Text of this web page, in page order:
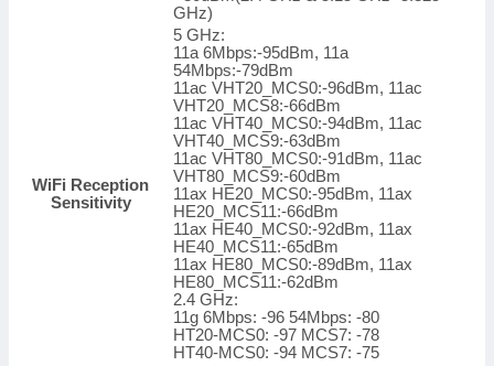
GHz)
WiFi Reception
Sensitivity
5 GHz:
11a 6Mbps:-95dBm, 11a
54Mbps:-79dBm
11ac VHT20_MCS0:-96dBm, 11ac
VHT20_MCS8:-66dBm
11ac VHT40_MCS0:-94dBm, 11ac
VHT40_MCS9:-63dBm
11ac VHT80_MCS0:-91dBm, 11ac
VHT80_MCS9:-60dBm
11ax HE20_MCS0:-95dBm, 11ax
HE20_MCS11:-66dBm
11ax HE40_MCS0:-92dBm, 11ax
HE40_MCS11:-65dBm
11ax HE80_MCS0:-89dBm, 11ax
HE80_MCS11:-62dBm
2.4 GHz:
11g 6Mbps: -96 54Mbps: -80
HT20-MCS0: -97 MCS7: -78
HT40-MCS0: -94 MCS7: -75